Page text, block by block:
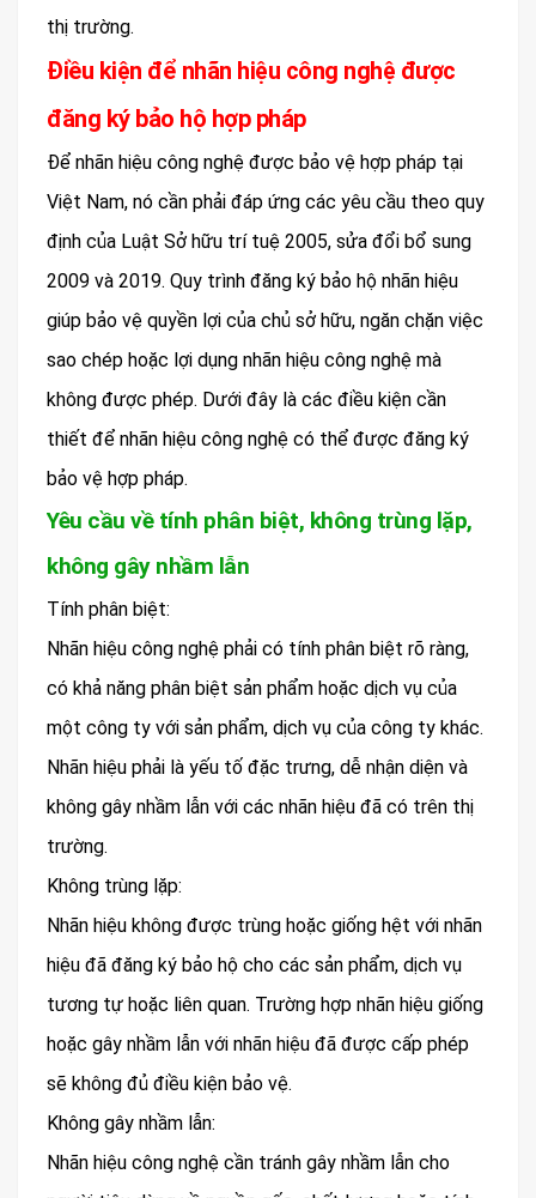
thị trường.
Điều kiện để nhãn hiệu công nghệ được
đăng ký bảo hộ hợp pháp
Để nhãn hiệu công nghệ được bảo vệ hợp pháp tại
Việt Nam, nó cần phải đáp ứng các yêu cầu theo quy
định của Luật Sở hữu trí tuệ 2005, sửa đổi bổ sung
2009 và 2019. Quy trình đăng ký bảo hộ nhãn hiệu
giúp bảo vệ quyền lợi của chủ sở hữu, ngăn chặn việc
sao chép hoặc lợi dụng nhãn hiệu công nghệ mà
không được phép. Dưới đây là các điều kiện cần
thiết để nhãn hiệu công nghệ có thể được đăng ký
bảo vệ hợp pháp.
Yêu cầu về tính phân biệt, không trùng lặp,
không gây nhầm lẫn
Tính phân biệt:
Nhãn hiệu công nghệ phải có tính phân biệt rõ ràng,
có khả năng phân biệt sản phẩm hoặc dịch vụ của
một công ty với sản phẩm, dịch vụ của công ty khác.
Nhãn hiệu phải là yếu tố đặc trưng, dễ nhận diện và
không gây nhầm lẫn với các nhãn hiệu đã có trên thị
trường.
Không trùng lặp:
Nhãn hiệu không được trùng hoặc giống hệt với nhãn
hiệu đã đăng ký bảo hộ cho các sản phẩm, dịch vụ
tương tự hoặc liên quan. Trường hợp nhãn hiệu giống
hoặc gây nhầm lẫn với nhãn hiệu đã được cấp phép
sẽ không đủ điều kiện bảo vệ.
Không gây nhầm lẫn:
Nhãn hiệu công nghệ cần tránh gây nhầm lẫn cho